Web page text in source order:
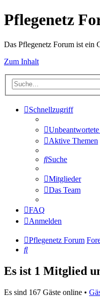
Pflegenetz
Das Pflegenetz Forum ist ein
Zum Inhalt
Schnellzugriff
Aktive Themen
Suche
Mitglieder
Das Team
FAQ
Anmelden
Pflegenetz Forum
Suche
Es ist 1 Mitglied
Es sind 167 Gäste online •